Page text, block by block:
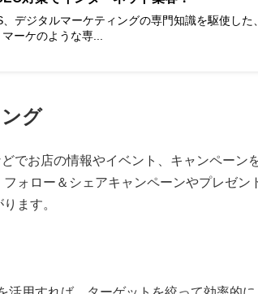
デジタルマーケティングの専門知識を駆使し
ーケのような専...
グ
でお店の情報やイベント、キャンペーン
ォロー＆シェアキャンペーンやプレゼン
ます。